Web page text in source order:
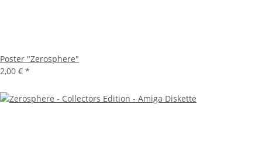
Poster "Zerosphere"
2,00 € *